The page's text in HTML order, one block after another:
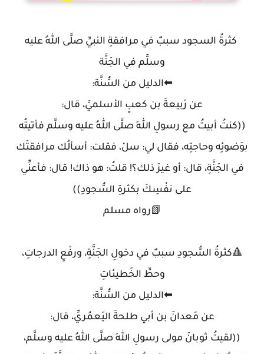
كثرةُ السجود سببٌ في مرافقةِ النبيِّ صلَّى اللهُ عليه
وسلَّم في الجَنَّة
⬅الدليل من السُّنَّة:
عن رَبيعةَ بن كعبٍ الأسلميِّ، قال:
((كنتُ أبيتُ مع رسولِ اللهِ صلَّى اللهُ عليه وسلَّم فأتيتُه
بوَضوئِه وحاجتِه، فقال لي: سلْ، فقلت: أسألُك مرافقتَك
في الجَنَّةِ، قال: أو غيرَ ذلك؟! قلتُ: هو ذاك! قال: فأعنِّي
على نفْسِكَ بكثرةِ السُّجودِ))
📗رواه مسلم
🔺كثرةُ السُّجودِ سببٌ في دخولِ الجَنَّةِ، ورفْعِ الدرجاتِ،
وحطِّ الخَطيئاتِ
⬅الدليل من السُّنَّة:
عن مَعدانَ بن أبي طلحةَ اليَعمُريِّ، قال:
((لقيتُ ثوبانَ مولى رسولِ اللهِ صلَّى اللهُ عليه وسلَّم،